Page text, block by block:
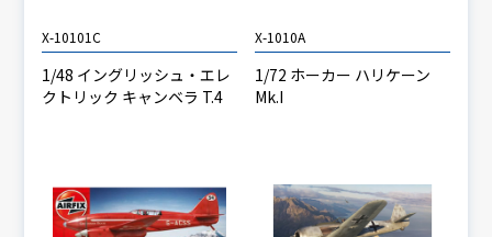
X-10101C
1/48 イングリッシュ・エレ
クトリック キャンベラ T.4
X-1010A
1/72 ホーカー ハリケーン
Mk.I